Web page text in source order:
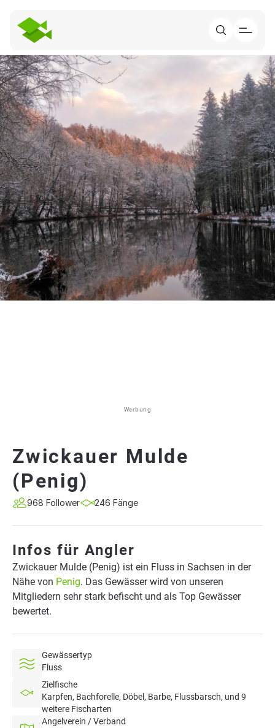
Werbung
Zwickauer Mulde
(Penig)
968 Follower 246 Fänge
Infos für Angler
Zwickauer Mulde (Penig) ist ein Fluss in Sachsen in der
Nähe von Penig. Das Gewässer wird von unseren
Mitgliedern sehr stark befischt und als Top Gewässer
bewertet.
Gewässertyp
Fluss
Zielfische
Karpfen, Bachforelle, Döbel, Barbe, Flussbarsch, und 9
weitere Fischarten
Angelverein / Verband